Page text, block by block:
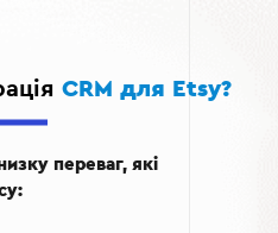
поведінку покупців і
кампаній.
в єдиній системі.
CRM для Etsy?
переваг, які